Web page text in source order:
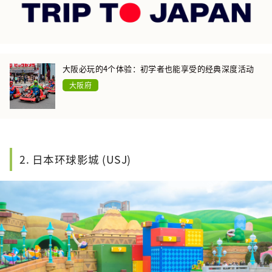
大阪必玩的4个体验：初学者也能享受的经典深度活动
大阪府
2. 日本环球影城 (USJ)